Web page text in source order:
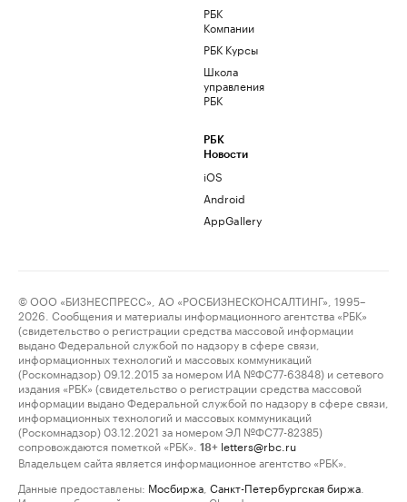
РБК
Компании
РБК Курсы
Школа
управления
РБК
РБК
Новости
iOS
Android
AppGallery
© ООО «БИЗНЕСПРЕСС», АО «РОСБИЗНЕСКОНСАЛТИНГ», 1995–
2026. Сообщения и материалы информационного агентства «РБК»
(свидетельство о регистрации средства массовой информации
выдано Федеральной службой по надзору в сфере связи,
информационных технологий и массовых коммуникаций
(Роскомнадзор) 09.12.2015 за номером ИА №ФС77-63848) и сетевого
издания «РБК» (свидетельство о регистрации средства массовой
информации выдано Федеральной службой по надзору в сфере связи,
информационных технологий и массовых коммуникаций
(Роскомнадзор) 03.12.2021 за номером ЭЛ №ФС77-82385)
сопровождаются пометкой «РБК».
18+ letters@rbc.ru
Владельцем сайта является информационное агентство «РБК».
Данные предоставлены: Мосбиржа Санкт-Петербургская биржа